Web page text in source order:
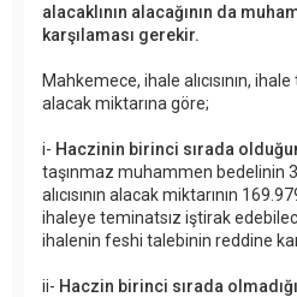
alacaklının alacağının da
karşılaması gerekir.
Mahkemece, ihale alıcısının,
alacak miktarına göre;
i- Haczinin birinci sırada
taşınmaz muhammen bedelinin
alıcısının alacak miktarının
ihaleye teminatsız iştirak
ihalenin feshi talebinin reddine
ii- Haczin birinci sırada